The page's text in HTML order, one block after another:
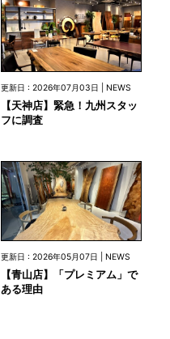
更新日 : 2026年07月03日 | NEWS
【天神店】緊急！九州スタッ
フに調査
更新日 : 2026年05月07日 | NEWS
【青山店】「プレミアム」で
ある理由